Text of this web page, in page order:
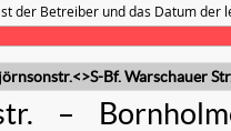
der Betreiber und das Datum der
Bf. Warschauer
–